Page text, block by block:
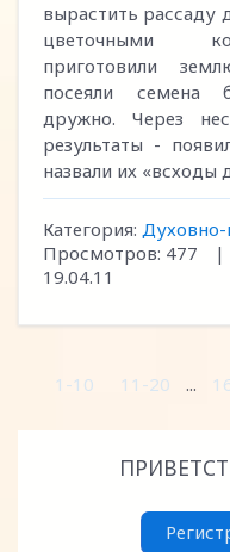
вырастить рассаду
цветочными
приготовили
посеяли семена
дружно. Через
результаты -
назвали их «всходы
Категория: Духовно-
Просмотров: 477 |
19.04.11
1-10 11-20 ...